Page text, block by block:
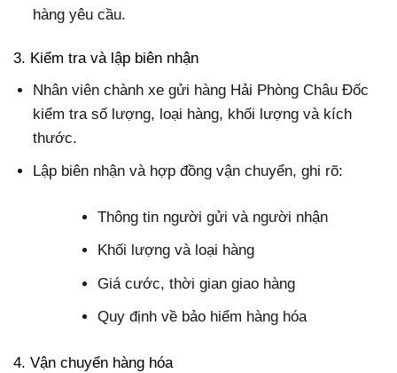
hàng yêu cầu.
3. Kiểm tra và lập biên nhận
Nhân viên chành xe gửi hàng Hải Phòng Châu Đốc
kiểm tra số lượng, loại hàng, khối lượng và kích
thước.
Lập biên nhận và hợp đồng vận chuyển, ghi rõ:
Thông tin người gửi và người nhận
Khối lượng và loại hàng
Giá cước, thời gian giao hàng
Quy định về bảo hiểm hàng hóa
4. Vận chuyển hàng hóa